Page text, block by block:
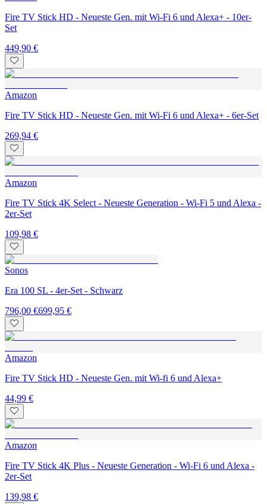
Fire TV Stick HD - Neueste Gen. mit Wi-Fi 6 und Alexa+ - 10er-
Set
449,90 €
Amazon
Fire TV Stick HD - Neueste Gen. mit Wi-Fi 6 und Alexa+ - 6er-Set
269,94 €
Amazon
Fire TV Stick 4K Select - Neueste Generation - Wi-Fi 5 und Alexa -
2er-Set
109,98 €
Sonos
Era 100 SL - 4er-Set - Schwarz
796,00 €699,95 €
Amazon
Fire TV Stick HD - Neueste Gen. mit Wi-fi 6 und Alexa+
44,99 €
Amazon
Fire TV Stick 4K Plus - Neueste Generation - Wi-Fi 6 und Alexa -
2er-Set
139,98 €